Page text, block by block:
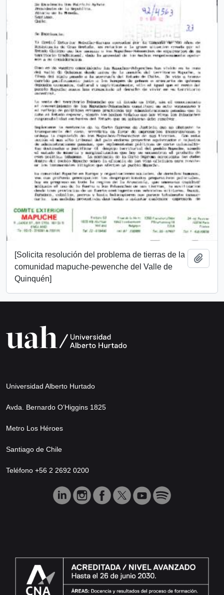
[Solicita resolución del problema de tierras de la
comunidad mapuche-pewenche del Valle de
Quinquén]
Universidad Alberto Hurtado
Avda. Bernardo O’Higgins 1825
Metro Los Héroes
Santiago de Chile
Teléfono +56 2 2692 0200